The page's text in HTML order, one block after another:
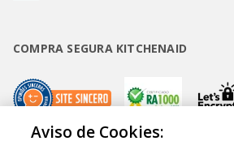
COMPRA SEGURA KITCHENAID
Aviso de Cookies: